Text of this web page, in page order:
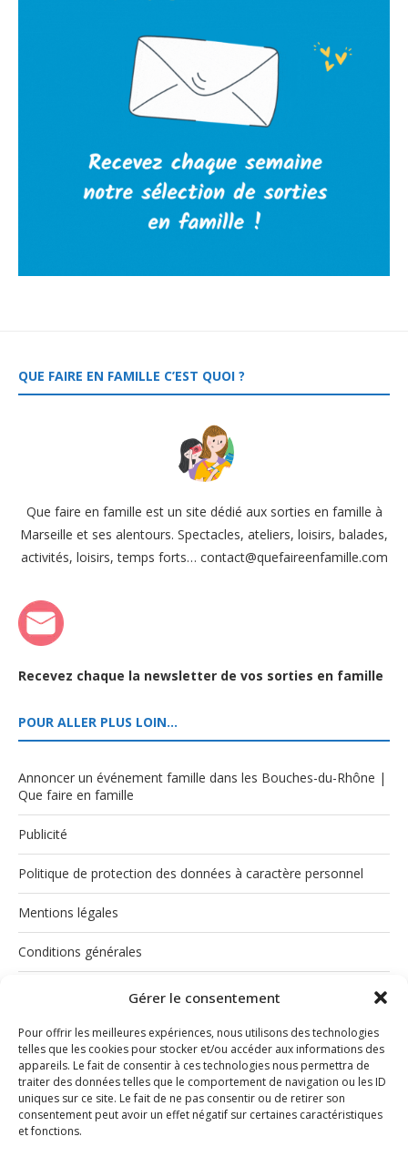
Gérer le consentement
Pour offrir les meilleures expériences, nous utilisons des technologies
telles que les cookies pour stocker et/ou accéder aux informations des
appareils. Le fait de consentir à ces technologies nous permettra de
traiter des données telles que le comportement de navigation ou les ID
uniques sur ce site. Le fait de ne pas consentir ou de retirer son
consentement peut avoir un effet négatif sur certaines caractéristiques
et fonctions.
QUE FAIRE EN FAMILLE C’EST QUOI ?
Que faire en famille est un site dédié aux sorties en famille à
Marseille et ses alentours. Spectacles, ateliers, loisirs, balades,
activités, loisirs, temps forts… contact@quefaireenfamille.com
Recevez chaque la newsletter de vos sorties en famille
POUR ALLER PLUS LOIN…
Annoncer un événement famille dans les Bouches-du-Rhône |
Que faire en famille
Publicité
Politique de protection des données à caractère personnel
Mentions légales
Conditions générales
Politique de cookies (UE)